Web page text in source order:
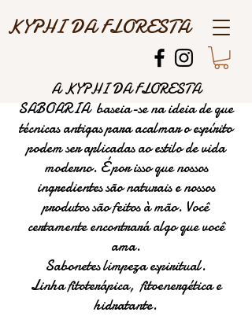
KYPHI DA FLORESTA
A KYPHI DA FLORESTA
SABOARIA baseia-se na ideia de que
técnicas antigas para acalmar o espírito
podem ser aplicadas ao estilo de vida
moderno. É por isso que nossos
ingredientes são naturais e nossos
produtos são feitos à mão. Você
certamente encontrará algo que você
ama.
Sabonetes limpeza espiritual.
Linha fitoterápica, fitoenergética e
hidratante.